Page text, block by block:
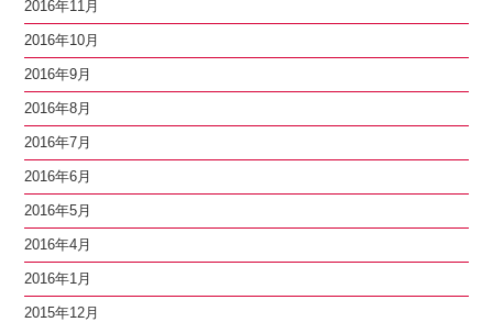
2016年11月
2016年10月
2016年9月
2016年8月
2016年7月
2016年6月
2016年5月
2016年4月
2016年1月
2015年12月